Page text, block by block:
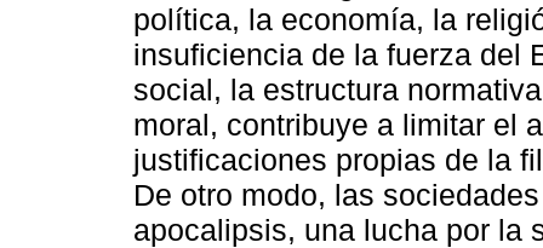
política, la economía, la
insuficiencia de la fuerza del
social, la estructura
moral, contribuye a limitar el
justificaciones propias de la
De otro modo, las
apocalipsis, una lucha por la